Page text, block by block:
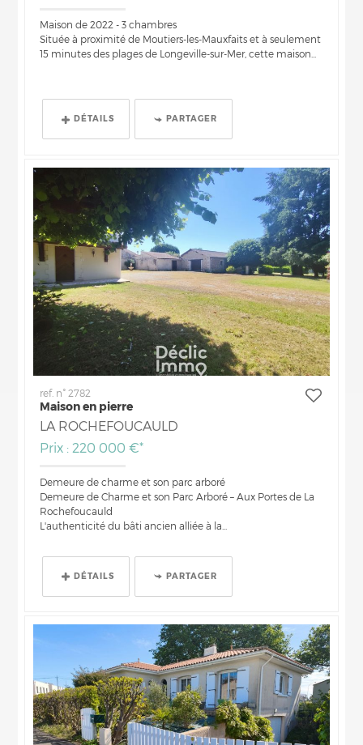
Maison de 2022 - 3 chambres
Située à proximité de Moutiers-les-Mauxfaits et à seulement
15 minutes des plages de Longeville-sur-Mer, cette maison...
DÉTAILS PARTAGER
ref. n° 2782
Maison en pierre
LA ROCHEFOUCAULD
Prix : 220 000 €*
Demeure de charme et son parc arboré
Demeure de Charme et son Parc Arboré – Aux Portes de La
Rochefoucauld
L'authenticité du bâti ancien alliée à la...
DÉTAILS PARTAGER